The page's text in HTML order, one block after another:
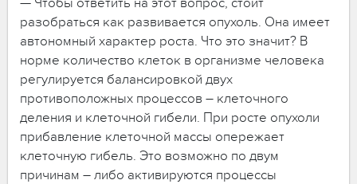
— Чтобы ответить на этот вопрос, стоит
разобраться как развивается опухоль. Она имеет
автономный характер роста. Что это значит? В
норме количество клеток в организме человека
регулируется балансировкой двух
противоположных процессов – клеточного
деления и клеточной гибели. При росте опухоли
прибавление клеточной массы опережает
клеточную гибель. Это возможно по двум
причинам – либо активируются процессы